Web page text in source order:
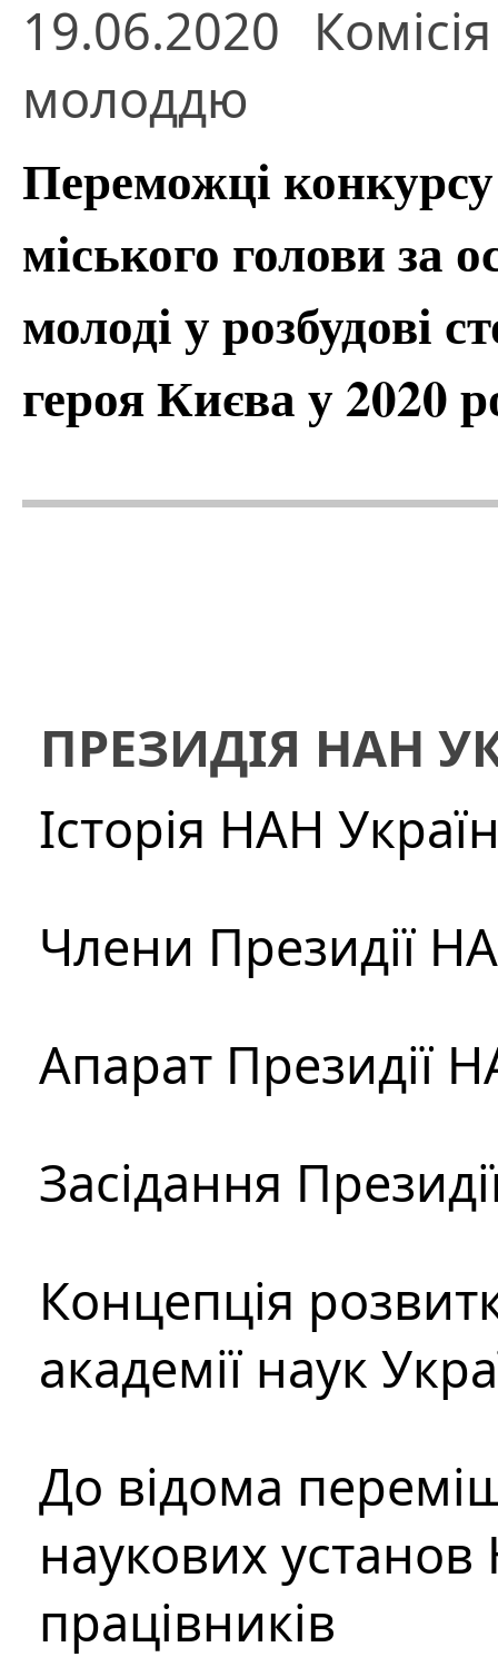
19.06.2020
молоддю
Переможці
міського голови за
молоді у розбудові
героя Києва у 2020
ПРЕЗИДІЯ НАН
Історія НАН
Члени Президії
Апарат Президії
Засідання
Концепція
академії наук
До відома
наукових установ
працівників